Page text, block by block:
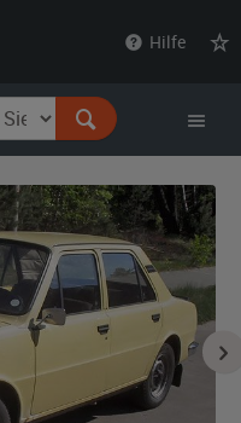
Hilfe